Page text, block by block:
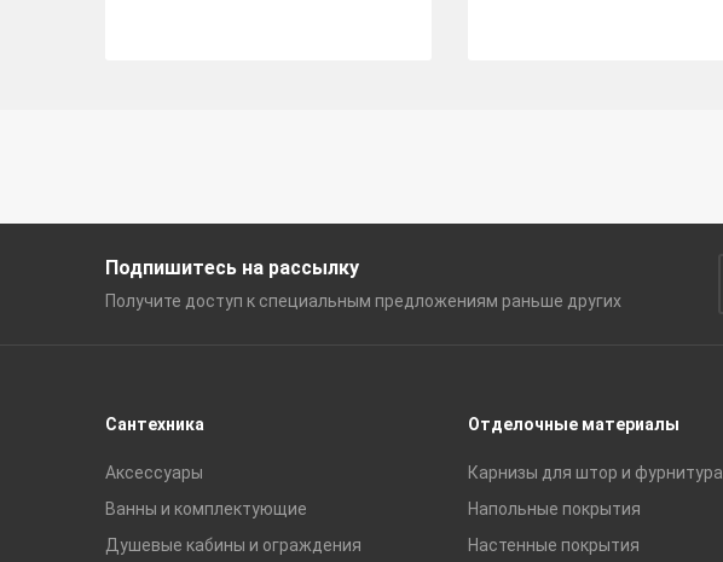
Подпишитесь на рассылку
Получите доступ к специальным предложениям раньше других
Сантехника
Аксессуары
Ванны и комплектующие
Душевые кабины и ограждения
Отделочные материалы
Карнизы для штор и фурнитура
Напольные покрытия
Настенные покрытия